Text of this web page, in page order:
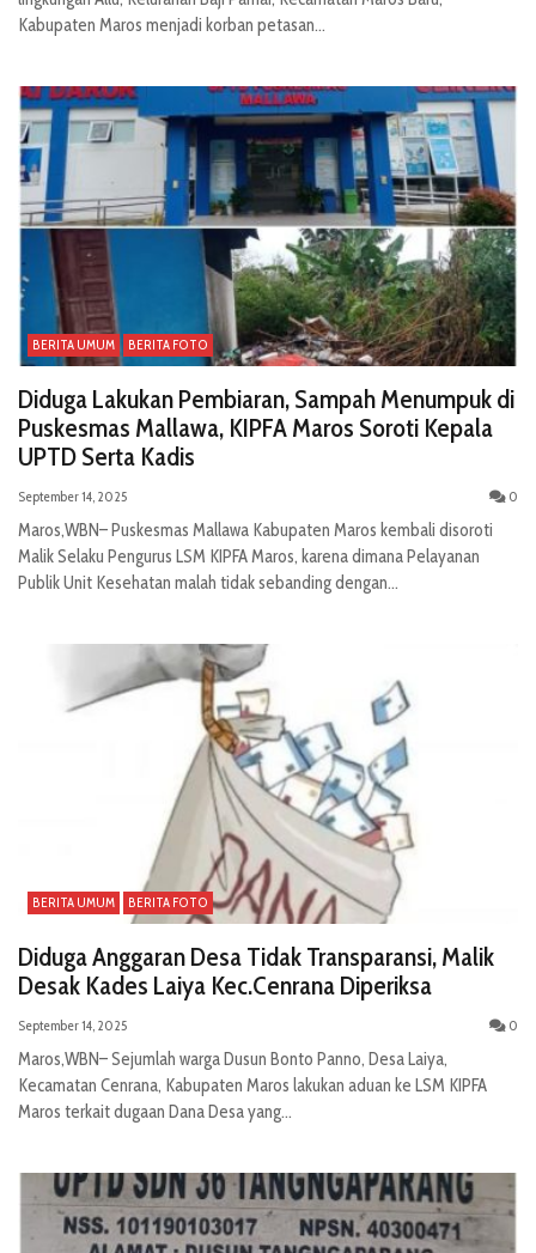
Kabupaten Maros menjadi korban petasan...
BERITA UMUM BERITA FOTO
Diduga Lakukan Pembiaran, Sampah Menumpuk di
Puskesmas Mallawa, KIPFA Maros Soroti Kepala
UPTD Serta Kadis
September 14, 2025 0
Maros,WBN– Puskesmas Mallawa Kabupaten Maros kembali disoroti
Malik Selaku Pengurus LSM KIPFA Maros, karena dimana Pelayanan
Publik Unit Kesehatan malah tidak sebanding dengan...
BERITA UMUM BERITA FOTO
Diduga Anggaran Desa Tidak Transparansi, Malik
Desak Kades Laiya Kec.Cenrana Diperiksa
September 14, 2025 0
Maros,WBN– Sejumlah warga Dusun Bonto Panno, Desa Laiya,
Kecamatan Cenrana, Kabupaten Maros lakukan aduan ke LSM KIPFA
Maros terkait dugaan Dana Desa yang...